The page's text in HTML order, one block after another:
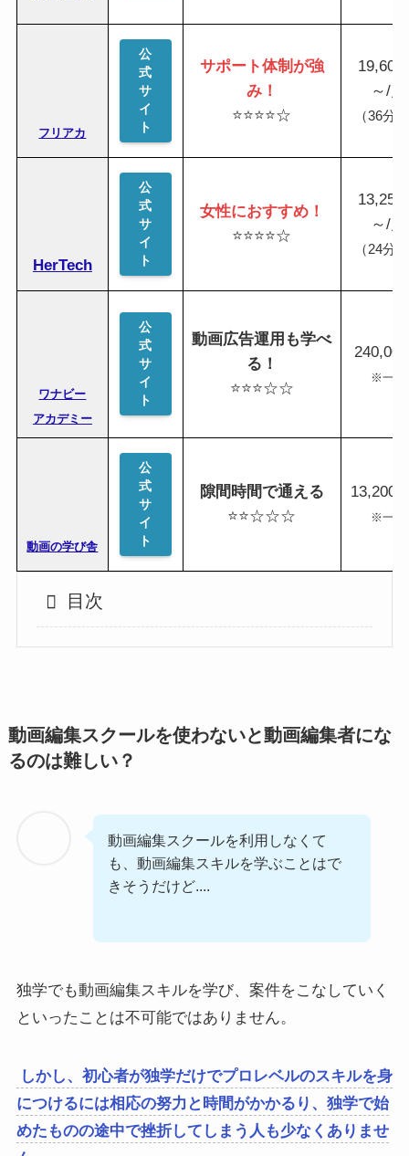
フリアカ
公
式
サ
イ
ト
サポート体制が強
み！
⭐️⭐️⭐️⭐️☆
19,600
～/月
（36分
HerTech
公
式
サ
イ
ト
女性におすすめ！
⭐️⭐️⭐️⭐️☆
13,250
～/月
（24分
ワナビー
アカデミー
公
式
サ
イ
ト
動画広告運用も学べ
る！
⭐️⭐️⭐️☆☆
※一括
動画の学び舎
公
式
サ
イ
ト
隙間時間で通える
⭐️⭐️☆☆☆
13,200
※一括
目次
動画編集スクールを使わないと動画編集者にな
るのは難しい？
動画編集スクールを利用しなくて
も、動画編集スキルを学ぶことはで
きそうだけど....
独学でも動画編集スキルを学び、案件をこなしていく
といったことは不可能ではありません。
しかし、初心者が独学だけでプロレベルのスキルを身
につけるには相応の努力と時間がかかるり、独学で始
めたものの途中で挫折してしまう人も少なくありませ